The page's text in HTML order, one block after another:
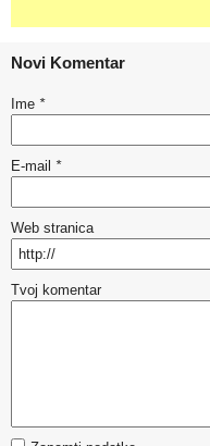
Novi Komentar
Ime *
E-mail *
Web stranica
Tvoj komentar